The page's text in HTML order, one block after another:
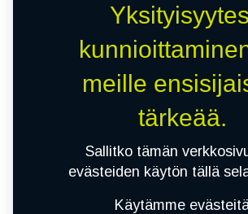
meille
tärkeää.
Sallitko tämän
evästeiden käytön tällä
Käytämme